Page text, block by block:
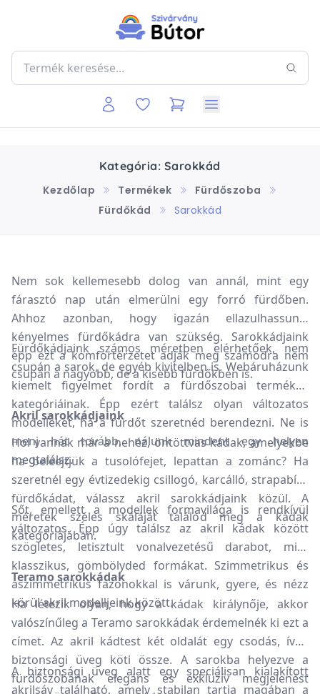
Kategória: Sarokkád
Kezdőlap
Termékek
Fürdőszoba
Fürdőkád
Sarokkád
Nem sok kellemesebb dolog van annál, mint egy
fárasztó nap után elmerülni egy forró fürdőben.
Ahhoz azonban, hogy igazán ellazulhassunk,
kényelmes fürdőkádra van szükség. Sarokkádjaink
épp ezt a komfortérzetet adják meg számodra nem
csupán a nagyobb, de a kisebb fürdőkben is.
Fürdőkádjaink számos méretben elérhetőek, nem
csupán a sarok, de egyéb kivitelben is. Webáruházunk
kiemelt figyelmet fordít a fürdőszobai termékek
kategóriáinak. Épp ezért találsz olyan változatos
modelleket, ha a fürdőt szeretnéd berendezni. Ne is
menj hát tovább, nálunk mindent egy helyen
megtalálsz.
Akril sarokkádjaink
Hol vannak már a nehéz, öntöttvas kádak, amelyekbe
ha beleejtjük a tusolófejet, lepattan a zománc? Ha
szeretnél egy évtizedekig csillogó, karcálló, strapabíró
fürdőkádat, válassz akril sarokkádjaink közül. A
méretek széles skáláját találod meg a kádak
kategóriájában.
Sőt, emellett a modellek formavilága is rendkívül
változatos. Épp úgy találsz az akril kádak között
szögletes, letisztult vonalvezetésű darabot, mint
klasszikus, gömbölyded formákat. Szimmetrikus és
aszimmetrikus fazonokkal is várunk, gyere, és nézz
körül akril modelljeink között.
Teramo sarokkádak
Ha létezik olyan, hogy a kádak királynője, akkor
valószínűleg a Teramo sarokkádak érdemelnék ki ezt a
címet. Az akril kádtest két oldalát egy csodás, ívelt
biztonsági üveg köti össze. A sarokba helyezve a
fürdőszobának elegáns és exkluzív megjelenést
A biztonsági üveg alatt egy speciálisan kialakított
akrilsáv található, amely stabilan tartja magában a